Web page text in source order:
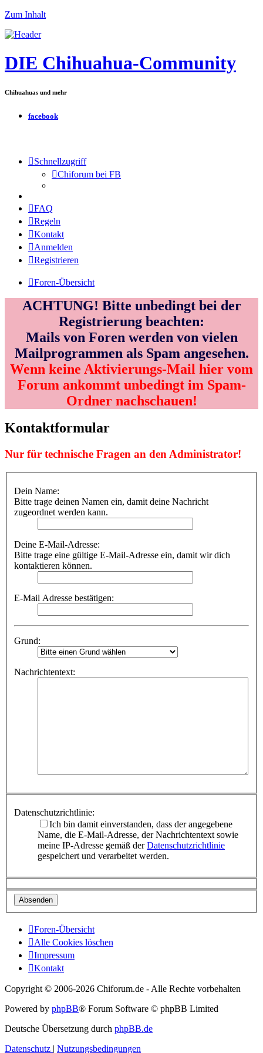
Zum Inhalt
DIE Chihuahua-Community
Chihuahuas und mehr
facebook
Schnellzugriff
Chiforum bei FB
FAQ
Regeln
Kontakt
Anmelden
Registrieren
Foren-Übersicht
ACHTUNG! Bitte unbedingt bei der
Registrierung beachten:
Mails von Foren werden von vielen
Mailprogrammen als Spam angesehen.
Wenn keine Aktivierungs-Mail hier vom
Forum ankommt unbedingt im Spam-
Ordner nachschauen!
Kontaktformular
Nur für technische Fragen an den Administrator!
Dein Name:
Bitte trage deinen Namen ein, damit deine Nachricht
zugeordnet werden kann.
Deine E-Mail-Adresse:
Bitte trage eine gültige E-Mail-Adresse ein, damit wir dich
kontaktieren können.
E-Mail Adresse bestätigen:
Grund:
Nachrichtentext:
Datenschutzrichtlinie:
Ich bin damit einverstanden, dass der angegebene
Name, die E-Mail-Adresse, der Nachrichtentext sowie
meine IP-Adresse gemäß derDatenschutzrichtlinie
gespeichert und verarbeitet werden.
Foren-Übersicht
Alle Cookies löschen
Impressum
Kontakt
Copyright © 2006-2026 Chiforum.de - Alle Rechte vorbehalten
Powered by phpBB® Forum Software © phpBB Limited
Deutsche Übersetzung durch phpBB.de
Datenschutz
Nutzungsbedingungen